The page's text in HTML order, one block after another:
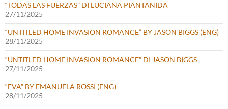
“TODAS LAS FUERZAS” DI LUCIANA PIANTANIDA
27/11/2025
“UNTITLED HOME INVASION ROMANCE” BY JASON BIGGS (ENG)
28/11/2025
“UNTITLED HOME INVASION ROMANCE” DI JASON BIGGS
27/11/2025
“EVA” BY EMANUELA ROSSI (ENG)
28/11/2025